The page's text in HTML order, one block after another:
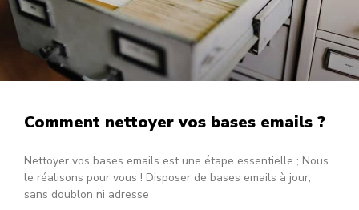
Comment nettoyer vos bases emails ?
Nettoyer vos bases emails est une étape essentielle ; Nous
le réalisons pour vous ! Disposer de bases emails à jour,
sans doublon ni adresse